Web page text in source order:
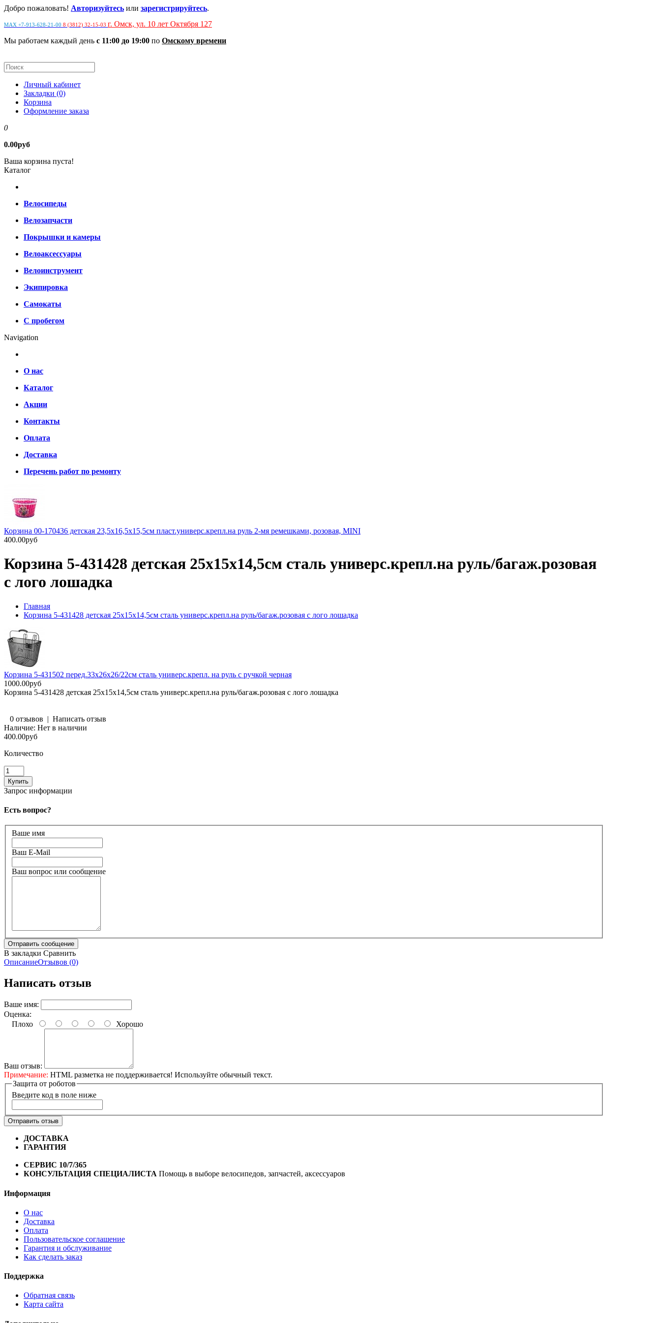
Добро пожаловать! Авторизуйтесь или зарегистрируйтесь.
MAX +7-913-628-21-00 8 (3812) 32-15-03 г. Омск, ул. 10 лет Октября 127
Мы работаем каждый день с 11:00 до 19:00 по Омскому времени
Личный кабинет
Закладки (0)
Корзина
Оформление заказа
0
0.00руб
Ваша корзина пуста!
Каталог
Велосипеды
Велозапчасти
Покрышки и камеры
Велоаксессуары
Велоинструмент
Экипировка
Самокаты
С пробегом
Navigation
О нас
Каталог
Акции
Контакты
Оплата
Доставка
Перечень работ по ремонту
Корзина 00-170436 детская 23,5х16,5х15,5см пласт.универс.крепл.на руль 2-мя ремешками, розовая, MINI
400.00руб
Корзина 5-431428 детская 25х15х14,5см сталь универс.крепл.на руль/багаж.розовая
с лого лошадка
Главная
Корзина 5-431428 детская 25х15х14,5см сталь универс.крепл.на руль/багаж.розовая с лого лошадка
Корзина 5-431502 перед.33х26х26/22см сталь универс.крепл. на руль с ручкой черная
1000.00руб
Корзина 5-431428 детская 25х15х14,5см сталь универс.крепл.на руль/багаж.розовая с лого лошадка
0 отзывов | Написать отзыв
Наличие: Нет в наличии
400.00руб
Количество
Запрос информации
Есть вопрос?
Ваше имя
Ваш E-Mail
Ваш вопрос или сообщение
В закладки Сравнить
ОписаниеОтзывов (0)
Написать отзыв
Ваше имя:
Оценка:
Плохо
Хорошо
Ваш отзыв:
Примечание: HTML разметка не поддерживается! Используйте обычный текст.
Защита от роботов
Введите код в поле ниже
Отправить отзыв
ДОСТАВКА
ГАРАНТИЯ
СЕРВИС 10/7/365
КОНСУЛЬТАЦИЯ СПЕЦИАЛИСТА Помощь в выборе велосипедов, запчастей, аксессуаров
Информация
О нас
Доставка
Оплата
Пользовательское соглашение
Гарантия и обслуживание
Как сделать заказ
Поддержка
Обратная связь
Карта сайта